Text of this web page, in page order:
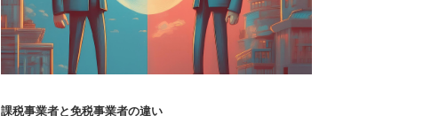
課税事業者と免税事業者の違い